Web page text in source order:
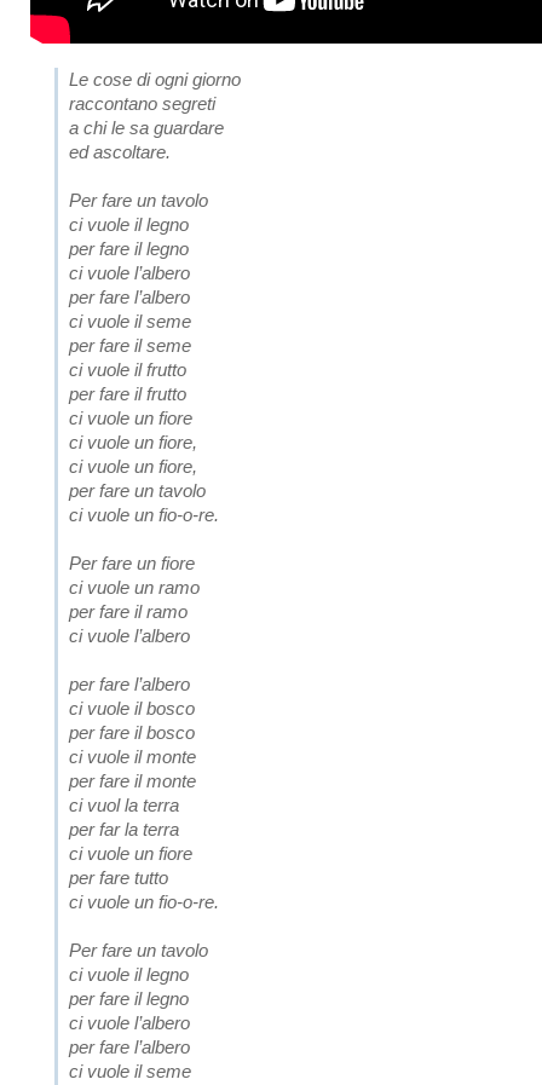
Le cose di ogni giorno
raccontano segreti
a chi le sa guardare
ed ascoltare.
Per fare un tavolo
ci vuole il legno
per fare il legno
ci vuole l’albero
per fare l’albero
ci vuole il seme
per fare il seme
ci vuole il frutto
per fare il frutto
ci vuole un fiore
ci vuole un fiore,
ci vuole un fiore,
per fare un tavolo
ci vuole un fio-o-re.
Per fare un fiore
ci vuole un ramo
per fare il ramo
ci vuole l’albero
per fare l’albero
ci vuole il bosco
per fare il bosco
ci vuole il monte
per fare il monte
ci vuol la terra
per far la terra
ci vuole un fiore
per fare tutto
ci vuole un fio-o-re.
Per fare un tavolo
ci vuole il legno
per fare il legno
ci vuole l’albero
per fare l’albero
ci vuole il seme